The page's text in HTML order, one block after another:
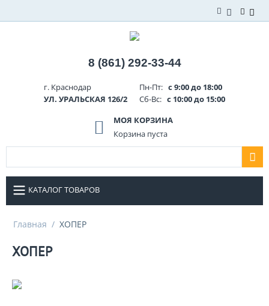
8 (861) 292-33-44
г. Краснодар
УЛ. УРАЛЬСКАЯ 126/2
Пн-Пт: с 9:00 до 18:00
Сб-Вс: с 10:00 до 15:00
МОЯ КОРЗИНА
Корзина пуста
КАТАЛОГ ТОВАРОВ
Главная / ХОПЕР
ХОПЕР